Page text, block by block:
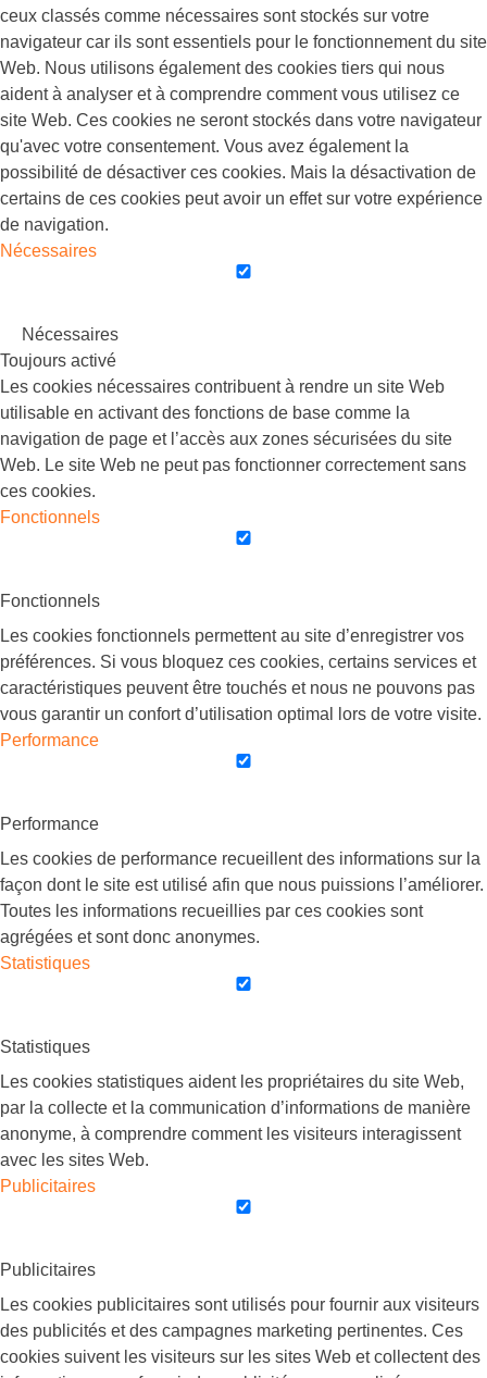
ceux classés comme nécessaires sont stockés sur votre
navigateur car ils sont essentiels pour le fonctionnement du site
Web. Nous utilisons également des cookies tiers qui nous
aident à analyser et à comprendre comment vous utilisez ce
site Web. Ces cookies ne seront stockés dans votre navigateur
qu'avec votre consentement. Vous avez également la
possibilité de désactiver ces cookies. Mais la désactivation de
certains de ces cookies peut avoir un effet sur votre expérience
de navigation.
Nécessaires
Nécessaires
Toujours activé
Les cookies nécessaires contribuent à rendre un site Web
utilisable en activant des fonctions de base comme la
navigation de page et l’accès aux zones sécurisées du site
Web. Le site Web ne peut pas fonctionner correctement sans
ces cookies.
Fonctionnels
Fonctionnels
Les cookies fonctionnels permettent au site d’enregistrer vos
préférences. Si vous bloquez ces cookies, certains services et
caractéristiques peuvent être touchés et nous ne pouvons pas
vous garantir un confort d’utilisation optimal lors de votre visite.
Performance
Performance
Les cookies de performance recueillent des informations sur la
façon dont le site est utilisé afin que nous puissions l’améliorer.
Toutes les informations recueillies par ces cookies sont
agrégées et sont donc anonymes.
Statistiques
Statistiques
Les cookies statistiques aident les propriétaires du site Web,
par la collecte et la communication d’informations de manière
anonyme, à comprendre comment les visiteurs interagissent
avec les sites Web.
Publicitaires
Publicitaires
Les cookies publicitaires sont utilisés pour fournir aux visiteurs
des publicités et des campagnes marketing pertinentes. Ces
cookies suivent les visiteurs sur les sites Web et collectent des